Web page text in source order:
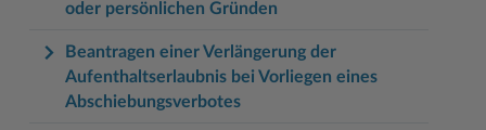
oder persönlichen Gründen
Beantragen einer Verlängerung der
Aufenthaltserlaubnis bei Vorliegen eines
Abschiebungsverbotes